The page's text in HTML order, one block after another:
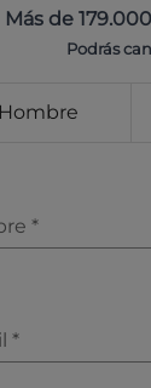
Más de
Podrás
Hombre
*
*